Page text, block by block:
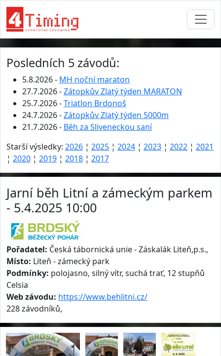
Posledních 5 závodů:
5.8.2026 - MH noční maraton
27.7.2026 -Zátopkův Zlatý týden MARATON
25.7.2026 -Triatlon Brdonoš
24.7.2026 -Zátopkův Zlatý týden 5000m
21.7.2026 - Běh za Sliveneckou saní
Starší výsledky: 2026 ¦ 2025 ¦ 2024 ¦ 2023 ¦ 2022 ¦ 2021
¦ 2020 ¦ 2019 ¦ 2018 ¦ 2017
Jarní běh Litní a zámeckým parkem
- 5.4.2025 10:00
Pořadatel: Česká tábornická unie - Záskalák Liteň,p.s.,
Místo: Liteň - zámecký park
Podmínky: polojasno, silný vítr, suchá trať, 12 stupňů
Celsia
Web závodu: https://www.behlitni.cz/
228 závodníků,